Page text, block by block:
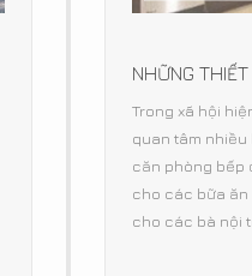
NHỮNG
Trong xã hội
quan tâm
căn phòng bếp
cho các bữa
cho các bà nội